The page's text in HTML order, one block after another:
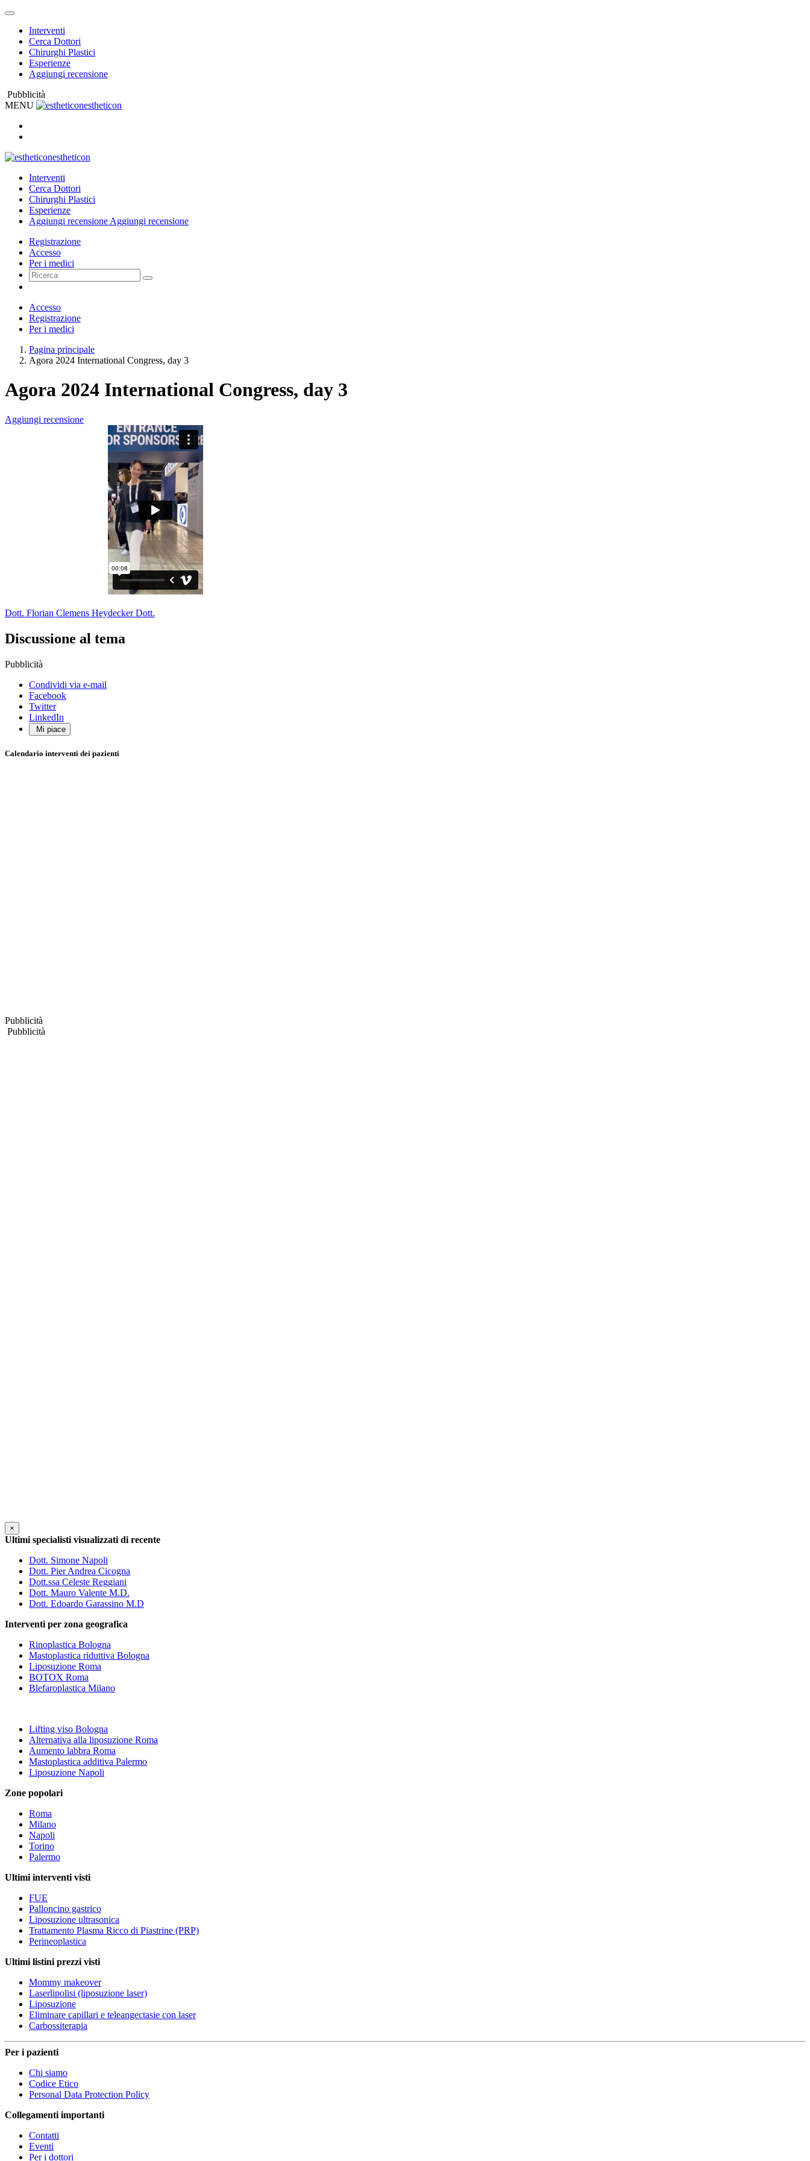
Interventi
Cerca Dottori
Chirurghi Plastici
Esperienze
Aggiungi recensione
Pubblicità
MENU
estheticon
estheticon
Interventi
Cerca Dottori
Chirurghi Plastici
Esperienze
Aggiungi recensione Aggiungi recensione
Registrazione
Accesso
Per i medici
Accesso
Registrazione
Per i medici
Pagina principale
Agora 2024 International Congress, day 3
Agora 2024 International Congress, day 3
Aggiungi recensione
Dott. Florian Clemens Heydecker Dott.
Discussione al tema
Pubblicità
Condividi via e-mail
Facebook
Twitter
LinkedIn
Mi piace
Calendario interventi dei pazienti
Pubblicità
Pubblicità
×
Ultimi specialisti visualizzati di recente
Dott. Simone Napoli
Dott. Pier Andrea Cicogna
Dott.ssa Celeste Reggiani
Dott. Mauro Valente M.D.
Dott. Edoardo Garassino M.D
Interventi per zona geografica
Rinoplastica Bologna
Mastoplastica riduttiva Bologna
Liposuzione Roma
BOTOX Roma
Blefaroplastica Milano
Lifting viso Bologna
Alternativa alla liposuzione Roma
Aumento labbra Roma
Mastoplastica additiva Palermo
Liposuzione Napoli
Zone popolari
Roma
Milano
Napoli
Torino
Palermo
Ultimi interventi visti
FUE
Palloncino gastrico
Liposuzione ultrasonica
Trattamento Plasma Ricco di Piastrine (PRP)
Perineoplastica
Ultimi listini prezzi visti
Mommy makeover
Laserlipolisi (liposuzione laser)
Liposuzione
Eliminare capillari e teleangectasie con laser
Carbossiterapia
Per i pazienti
Chi siamo
Codice Etico
Personal Data Protection Policy
Collegamenti importanti
Contatti
Eventi
Per i dottori